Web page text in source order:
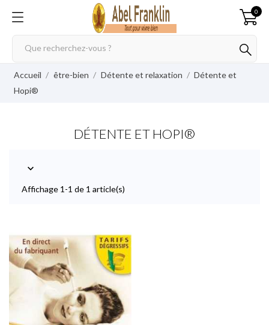
0
Accueil être-bien Détente et relaxation
Détente et
Hopi®
DÉTENTE ET HOPI®

Affichage 1-1 de 1 article(s)